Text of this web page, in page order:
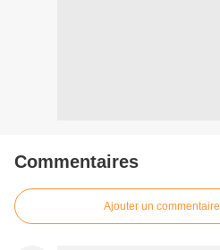
Commentaires
Ajouter un commentaire